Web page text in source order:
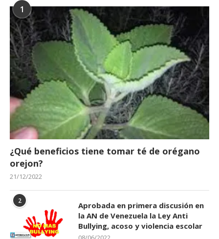
1
¿Qué beneficios tiene tomar té de orégano
orejon?
21/12/2022
2
Aprobada en primera discusión en
la AN de Venezuela la Ley Anti
Bullying, acoso y violencia escolar